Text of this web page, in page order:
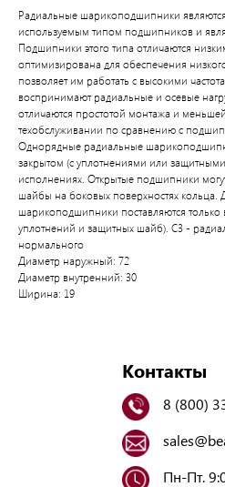
Радиальные шарикоподшипники
используемым типом подшипников и
Подшипники этого типа отличаются
оптимизирована для обеспечения
позволяет им работать с высокими
воспринимают радиальные и осевые
отличаются простотой монтажа и
техобслуживании по сравнению с
Однорядные радиальные
закрытом (с уплотнениями или
исполнениях. Открытые подшипники
шайбы на боковых поверхностях кольца.
шарикоподшипники поставляются
уплотнений и защитных шайб). C3 -
нормального
Диаметр наружный: 72
Диаметр внутренний: 30
Ширина: 19
Контакты
8 (800)
Пн-Пт.